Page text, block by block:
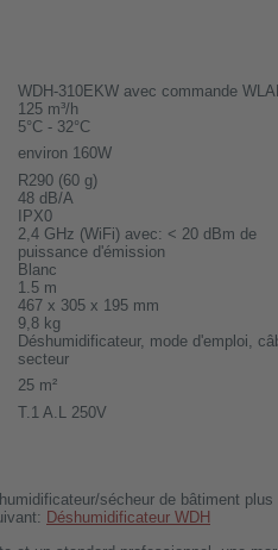
WDH-310EKW avec commande
125 m³/h
5°C - 32°C
environ 160W
R290 (60 g)
48 dB/A
IPX0
2,4 GHz (WiFi) avec: < 20 dBm de
puissance d'émission
Blanc
1.5 m
467 x 305 x 195 mm
9,8 kg
Déshumidificateur, mode d'emploi,
secteur
25 m²
T.1 A.L 250V
sécheur de bâtiment plus
Déshumidificateur WDH